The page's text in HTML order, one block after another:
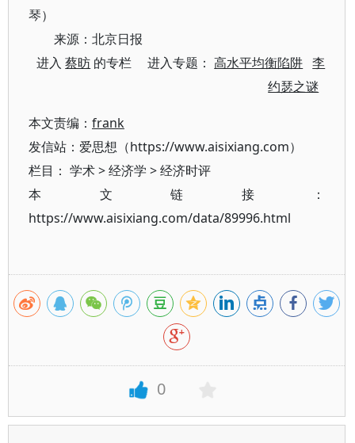
琴）
来源：北京日报
进入蔡昉 的专栏 进入专题：高水平均衡陷阱 李
约瑟之谜
本文责编： frank
发信站：爱思想（https://www.aisixiang.com）
栏目： 学术>经济学 >经济时评
本文链接：
https://www.aisixiang.com/data/89996.html
0